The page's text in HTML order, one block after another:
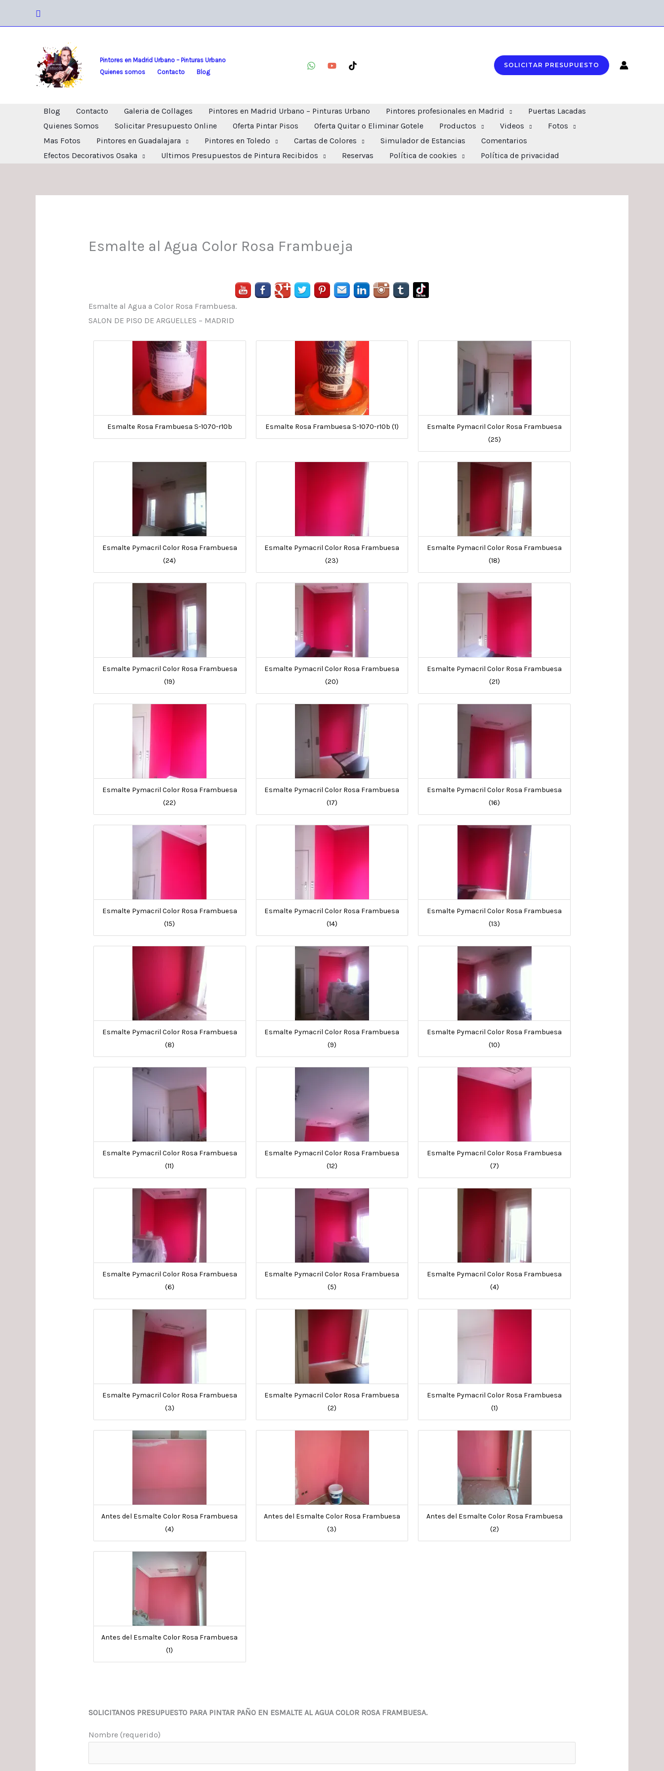
Buscar
Pintores en Madrid Urbano – Pinturas Urbano
Quienes somos
Contacto Blog
SOLICITAR PRESUPUESTO
Blog Contacto Galeria de Collages Pintores en Madrid Urbano – Pinturas Urbano Pintores profesionales en Madrid
Puertas Lacadas
Quienes Somos
Solicitar Presupuesto Online Oferta Pintar Pisos Oferta Quitar o Eliminar Gotele Productos Videos
Fotos
Mas Fotos
Pintores en Guadalajara Pintores en Toledo Cartas de Colores Simulador de Estancias
Comentarios
Efectos Decorativos Osaka
Ultimos Presupuestos de Pintura Recibidos Reservas Política de cookies Política de privacidad
Esmalte al Agua Color Rosa Frambueja
Esmalte al Agua a Color Rosa Frambuesa.
SALON DE PISO DE ARGUELLES – MADRID
Esmalte Rosa Frambuesa S-1070-r10b Esmalte Rosa Frambuesa S-1070-r10b (1)
Esmalte Pymacril Color Rosa Frambuesa
(25)
Esmalte Pymacril Color Rosa Frambuesa
(24)
Esmalte Pymacril Color Rosa Frambuesa
(23)
Esmalte Pymacril Color Rosa Frambuesa
(18)
Esmalte Pymacril Color Rosa Frambuesa
(19)
Esmalte Pymacril Color Rosa Frambuesa
(20)
Esmalte Pymacril Color Rosa Frambuesa
(21)
Esmalte Pymacril Color Rosa Frambuesa
(22)
Esmalte Pymacril Color Rosa Frambuesa
(17)
Esmalte Pymacril Color Rosa Frambuesa
(16)
Esmalte Pymacril Color Rosa Frambuesa
(15)
Esmalte Pymacril Color Rosa Frambuesa
(14)
Esmalte Pymacril Color Rosa Frambuesa
(13)
Esmalte Pymacril Color Rosa Frambuesa
(8)
Esmalte Pymacril Color Rosa Frambuesa
(9)
Esmalte Pymacril Color Rosa Frambuesa
(10)
Esmalte Pymacril Color Rosa Frambuesa
(11)
Esmalte Pymacril Color Rosa Frambuesa
(12)
Esmalte Pymacril Color Rosa Frambuesa
(7)
Esmalte Pymacril Color Rosa Frambuesa
(6)
Esmalte Pymacril Color Rosa Frambuesa
(5)
Esmalte Pymacril Color Rosa Frambuesa
(4)
Esmalte Pymacril Color Rosa Frambuesa
(3)
Esmalte Pymacril Color Rosa Frambuesa
(2)
Esmalte Pymacril Color Rosa Frambuesa
(1)
Antes del Esmalte Color Rosa Frambuesa
(4)
Antes del Esmalte Color Rosa Frambuesa
(3)
Antes del Esmalte Color Rosa Frambuesa
(2)
Antes del Esmalte Color Rosa Frambuesa
(1)
SOLICITANOS PRESUPUESTO PARA PINTAR PAÑO EN ESMALTE AL AGUA COLOR ROSA FRAMBUESA.
Nombre (requerido)